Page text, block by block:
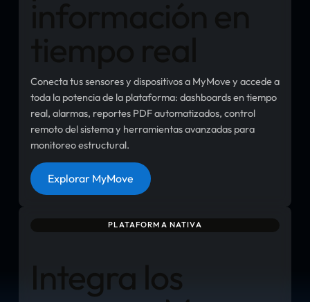
Conecta tus sensores y dispositivos a MyMove y accede a
toda la potencia de la plataforma: dashboards en tiempo
real, alarmas, reportes PDF automatizados, control
remoto del sistema y herramientas avanzadas para
monitoreo estructural.
Explorar MyMove
PLATAFORMA NATIVA
Integra los